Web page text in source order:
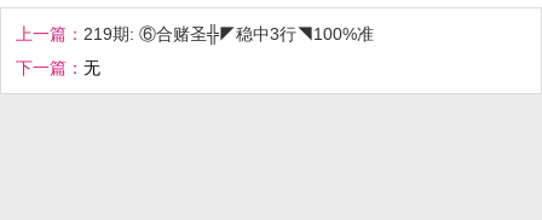
上一篇： 219期: ⑥合赌圣╬◤稳中3行◥100%准
下一篇： 无